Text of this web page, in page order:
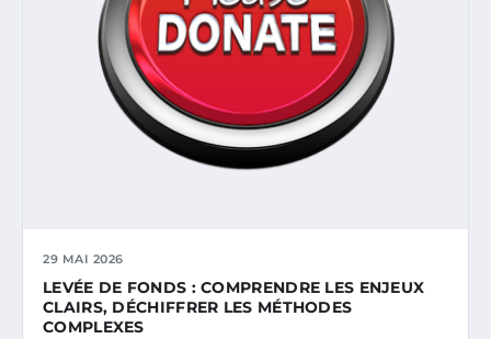
29 MAI 2026
LEVÉE DE FONDS : COMPRENDRE LES ENJEUX
CLAIRS, DÉCHIFFRER LES MÉTHODES
COMPLEXES